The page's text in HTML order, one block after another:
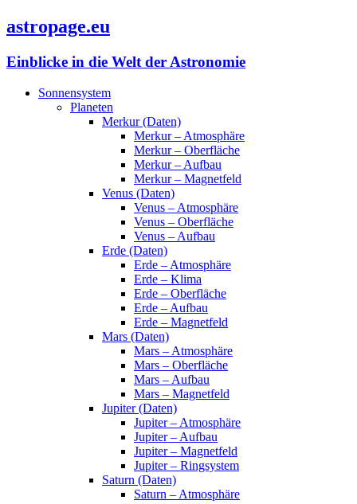
astropage.eu
Einblicke in die Welt der Astronomie
Sonnensystem
Planeten
Merkur (Daten)
Merkur – Atmosphäre
Merkur – Oberfläche
Merkur – Aufbau
Merkur – Magnetfeld
Venus (Daten)
Venus – Atmosphäre
Venus – Oberfläche
Venus – Aufbau
Erde (Daten)
Erde – Atmosphäre
Erde – Klima
Erde – Oberfläche
Erde – Aufbau
Erde – Magnetfeld
Mars (Daten)
Mars – Atmosphäre
Mars – Oberfläche
Mars – Aufbau
Mars – Magnetfeld
Jupiter (Daten)
Jupiter – Atmosphäre
Jupiter – Aufbau
Jupiter – Magnetfeld
Jupiter – Ringsystem
Saturn (Daten)
Saturn – Atmosphäre